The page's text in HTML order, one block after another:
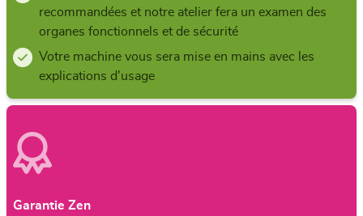
recommandées et notre atelier fera un examen des
organes fonctionnels et de sécurité
Votre machine vous sera mise en mains avec les
explications d'usage
Garantie Zen